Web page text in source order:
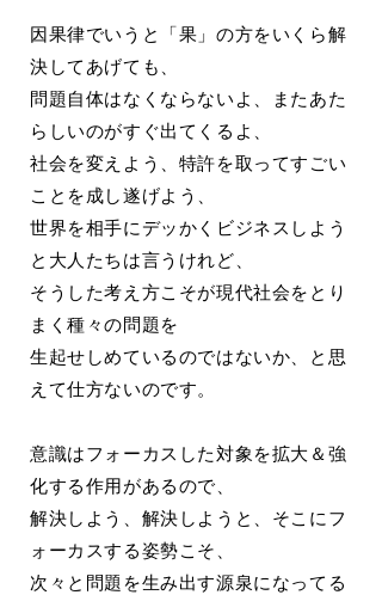
因果律でいうと「果」の方をいくら解
決してあげても、
問題自体はなくならないよ、またあた
らしいのがすぐ出てくるよ、
社会を変えよう、特許を取ってすごい
ことを成し遂げよう、
世界を相手にデッかくビジネスしよう
と大人たちは言うけれど、
そうした考え方こそが現代社会をとり
まく種々の問題を
生起せしめているのではないか、と思
えて仕方ないのです。
意識はフォーカスした対象を拡大＆強
化する作用があるので、
解決しよう、解決しようと、そこにフ
ォーカスする姿勢こそ、
次々と問題を生み出す源泉になってる